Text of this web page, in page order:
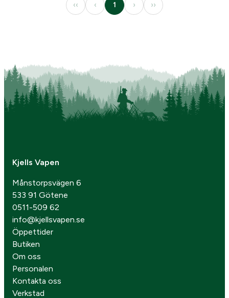
‹‹
‹ 1 › ››
Kjells Vapen
Månstorpsvägen 6
533 91 Götene
0511-509 62
info@kjellsvapen.se
Öppettider
Butiken
Om oss
Personalen
Kontakta oss
Verkstad